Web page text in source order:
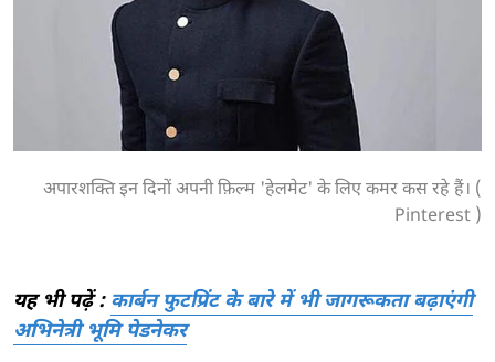
अपारशक्ति इन दिनों अपनी फ़िल्म 'हेलमेट' के लिए कमर कस रहे हैं। (
Pinterest )
यह भी पढ़ें : कार्बन फुटप्रिंट के बारे में भी जागरूकता बढ़ाएंगी
अभिनेत्री भूमि पेडनेकर